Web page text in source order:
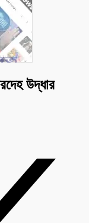
উদ্ধার